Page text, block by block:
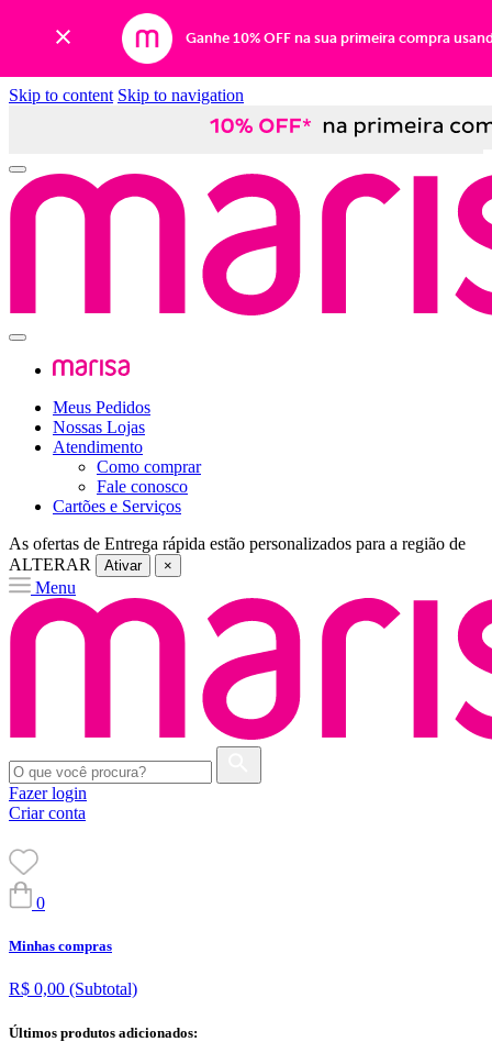
Ganhe 10% OFF na sua primeira compra
Skip to content Skip to navigation
Meus Pedidos
Nossas Lojas
Atendimento
Como comprar
Fale conosco
Cartões e Serviços
As ofertas de Entrega rápida estão personalizados para a região de
ALTERAR
Ativar ×
Menu
Fazer login
Criar conta
0
Minhas compras
R$ 0,00 (Subtotal)
Últimos produtos adicionados: